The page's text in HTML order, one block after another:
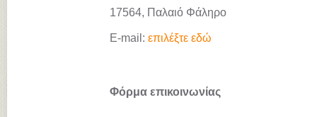
17564, Παλαιό Φάληρο
E-mail: επιλέξτε εδώ
Φόρμα επικοινωνίας